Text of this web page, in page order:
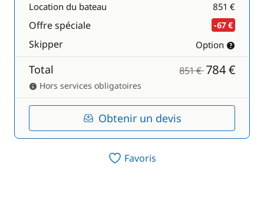
Location du bateau 851 €
Offre spéciale -67 €
Skipper Option
Total 851 €784 €
Hors services obligatoires
Obtenir un devis
Favoris